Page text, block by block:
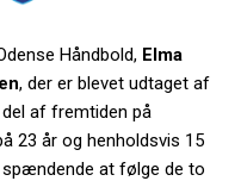
Håndbold, Elma
, der er blevet udtaget af
af fremtiden på
23 år og henholdsvis 15
at følge de to